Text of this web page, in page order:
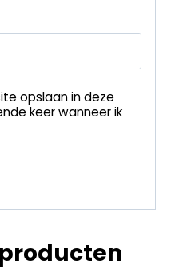
opslaan in deze
keer wanneer ik